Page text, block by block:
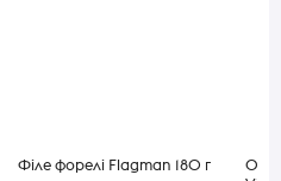
Філе форелі Flagman 180 г